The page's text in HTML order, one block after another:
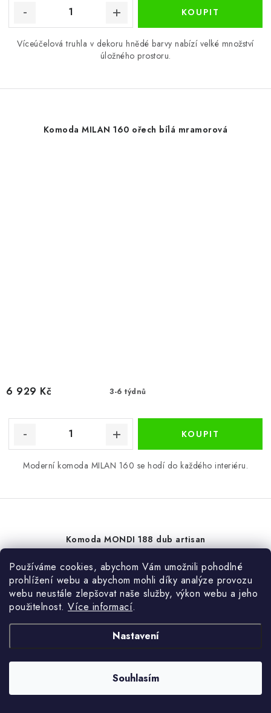
Používáme cookies, abychom Vám umožnili pohodlné
prohlížení webu a abychom mohli díky analýze provozu
webu neustále zlepšovat naše služby, výkon webu a jeho
použitelnost. Více informací.
Nastavení
Souhlasím
Víceúčelová truhla v dekoru hnědé barvy nabízí velké množství
úložného prostoru.
Komoda MILAN 160 ořech bílá mramorová
3-6 týdnů
6 929 Kč
Moderní komoda MILAN 160 se hodí do každého interiéru.
Komoda MONDI 188 dub artisan
Akce